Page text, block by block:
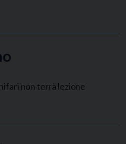
non terrà lezione